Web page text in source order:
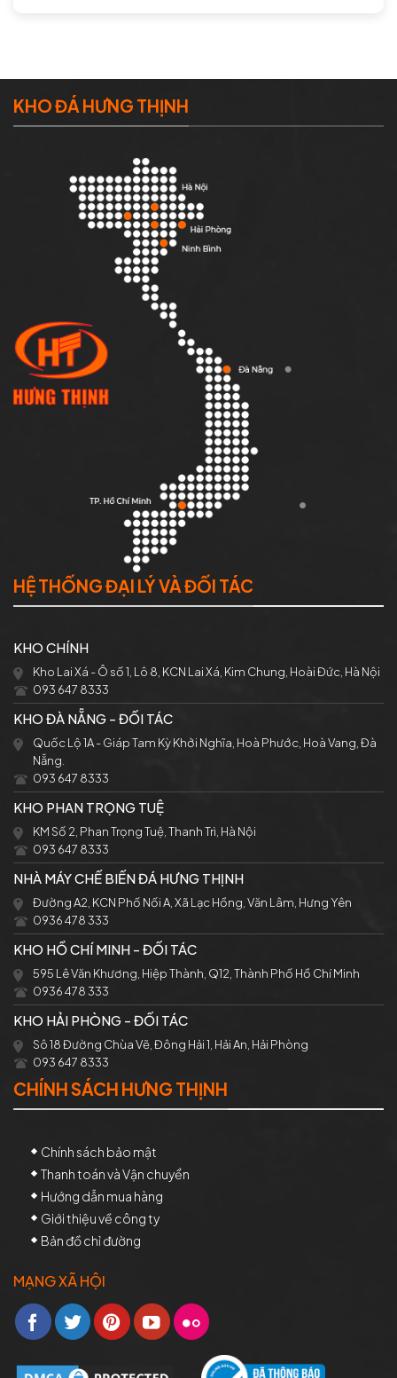
KHO ĐÁ HƯNG THỊNH
HỆ THỐNG ĐẠI LÝ VÀ ĐỐI TÁC
KHO CHÍNH
Kho Lai Xá - Ô số 1, Lô 8, KCN Lai Xá, Kim Chung, Hoài Đức, Hà Nội
093 647 8333
KHO ĐÀ NẴNG - ĐỐI TÁC
Quốc Lộ 1A - Giáp Tam Kỳ Khởi Nghĩa, Hoà Phước, Hoà Vang, Đà
Nẵng.
093 647 8333
KHO PHAN TRỌNG TUỆ
KM Số 2, Phan Trọng Tuệ, Thanh Trì, Hà Nội
093 647 8333
NHÀ MÁY CHẾ BIẾN ĐÁ HƯNG THỊNH
Đường A2, KCN Phố Nối A, Xã Lạc Hồng, Văn Lâm, Hưng Yên
0936 478 333
KHO HỒ CHÍ MINH - ĐỐI TÁC
595 Lê Văn Khương, Hiệp Thành, Q12, Thành Phố Hồ Chí Minh
0936 478 333
KHO HẢI PHÒNG - ĐỐI TÁC
Sô 18 Đường Chùa Vẽ, Đông Hải 1, Hải An, Hải Phòng
093 647 8333
CHÍNH SÁCH HƯNG THỊNH
Chính sách bảo mật
Thanh toán và Vận chuyển
Hướng dẫn mua hàng
Giới thiệu về công ty
Bản đồ chỉ đường
MẠNG XÃ HỘI